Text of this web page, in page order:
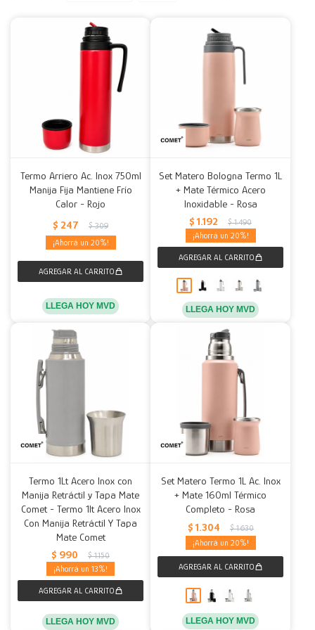
Termo Arriero Ac. Inox 750ml
Manija Fija Mantiene Frío
Calor - Rojo
$ 247 $ 309
20
LLEGA HOY MVD
Set Matero Bologna Termo 1L
+ Mate Térmico Acero
Inoxidable - Rosa
$ 1.192 $ 1.490
20
LLEGA HOY MVD
Termo 1Lt Acero Inox con
Manija Retráctil y Tapa Mate
Comet - Termo 1lt Acero Inox
Con Manija Retráctil Y Tapa
Mate Comet
$ 990 $ 1.150
13
LLEGA HOY MVD
Set Matero Termo 1L Ac. Inox
+ Mate 160ml Térmico
Completo - Rosa
$ 1.304 $ 1.630
20
LLEGA HOY MVD
Acolchados y Frazadas
Accesorios para el hogar